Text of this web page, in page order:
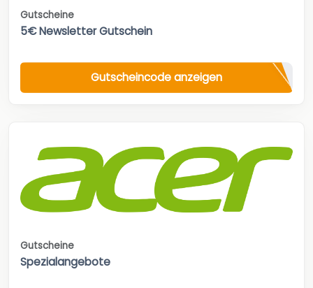
Gutscheine
5€ Newsletter Gutschein
Gutscheincode anzeigen
Gutscheine
Spezialangebote